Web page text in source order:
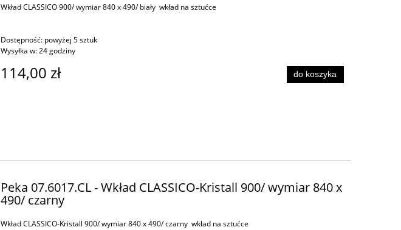
Wkład CLASSICO 900/ wymiar 840 x 490/ biały wkład na sztućce
Dostępność: powyżej 5 sztuk
Wysyłka w:24 godziny
114,00 zł do koszyka
Peka 07.6017.CL - Wkład CLASSICO-Kristall 900/ wymiar 840 x
490/ czarny
Wkład CLASSICO-Kristall 900/ wymiar 840 x 490/ czarny wkład na sztućce